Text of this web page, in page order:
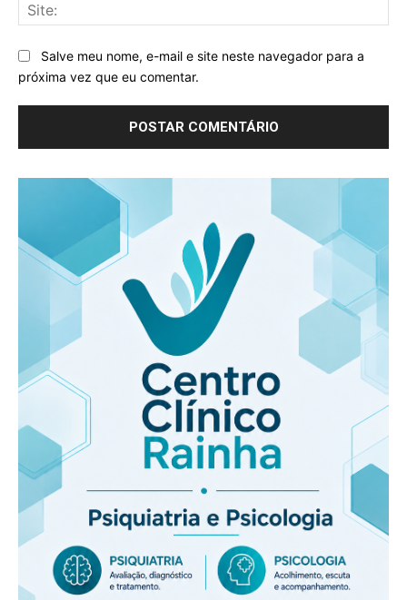
Salve meu nome, e-mail e site neste navegador para a
próxima vez que eu comentar.